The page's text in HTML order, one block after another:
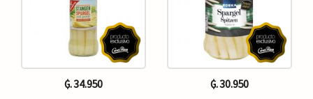
₲. 34.950 ₲. 30.950